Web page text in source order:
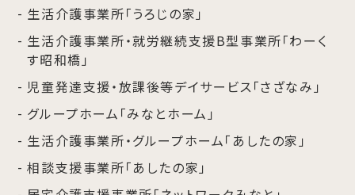
生活介護事業所「うろじの家」
生活介護事業所・就労継続支援B型事業所「わーく
す昭和橋」
児童発達支援・放課後等デイサービス「さざなみ」
グループホーム「みなとホーム」
生活介護事業所・グループホーム「あしたの家」
相談支援事業所「あしたの家」